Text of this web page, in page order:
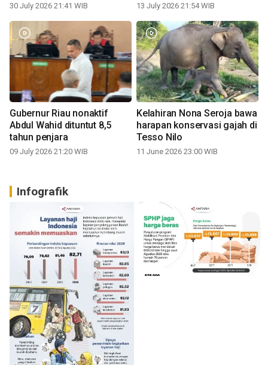
30 July 2026 21:41 WIB 13 July 2026 21:54 WIB
Gubernur Riau nonaktif
Abdul Wahid dituntut 8,5
tahun penjara
09 July 2026 21:20 WIB
Kelahiran Nona Seroja bawa
harapan konservasi gajah di
Tesso Nilo
11 June 2026 23:00 WIB
Infografik